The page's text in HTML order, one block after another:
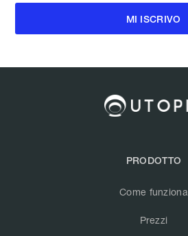
PRODOTTO
Come funziona
Prezzi